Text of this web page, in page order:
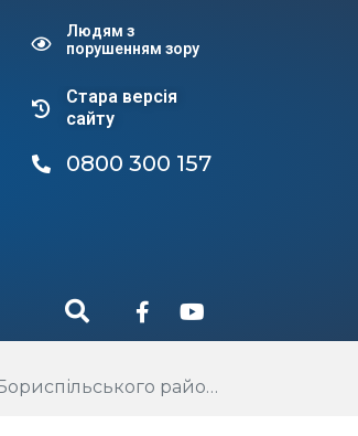
Людям з
порушенням зору
Стара версiя
сайту
0800 300 157
Київської області